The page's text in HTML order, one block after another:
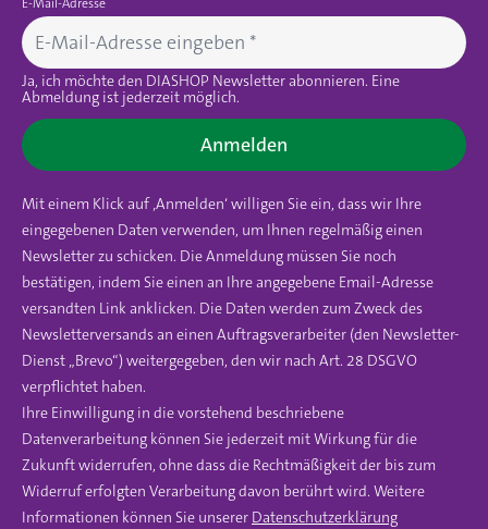
E-Mail-Adresse
Ja, ich möchte den DIASHOP Newsletter abonnieren. Eine
Abmeldung ist jederzeit möglich.
Anmelden
Mit einem Klick auf ‚Anmelden‘ willigen Sie ein, dass wir Ihre
eingegebenen Daten verwenden, um Ihnen regelmäßig einen
Newsletter zu schicken. Die Anmeldung müssen Sie noch
bestätigen, indem Sie einen an Ihre angegebene Email-Adresse
versandten Link anklicken. Die Daten werden zum Zweck des
Newsletterversands an einen Auftragsverarbeiter (den Newsletter-
Dienst „Brevo“) weitergegeben, den wir nach Art. 28 DSGVO
verpflichtet haben.
Ihre Einwilligung in die vorstehend beschriebene
Datenverarbeitung können Sie jederzeit mit Wirkung für die
Zukunft widerrufen, ohne dass die Rechtmäßigkeit der bis zum
Widerruf erfolgten Verarbeitung davon berührt wird. Weitere
Informationen können Sie unserer Datenschutzerklärung